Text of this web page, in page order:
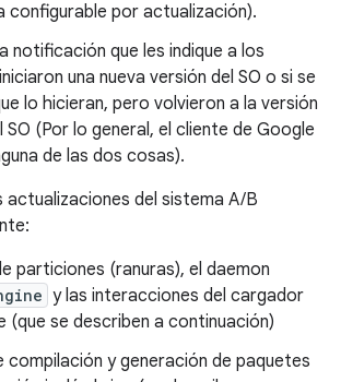
configurable por actualización).
notificación que les indique a los
una nueva versión del SO o si se
lo hicieran, pero volvieron a la versión
(Por lo general, el cliente de Google
de las dos cosas).
actualizaciones del sistema A/B
particiones (ranuras), el daemon
y las interacciones del cargador
(que se describen a continuación)
compilación y generación de paquetes